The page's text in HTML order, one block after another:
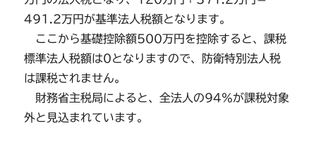
491.2万円が基準法人税額となります。
ここから基礎控除額500万円を控除すると、課税
標準法人税額は0となりますので、防衛特別法人税
は課税されません。
財務省主税局によると、全法人の94％が課税対象
外と見込まれています。